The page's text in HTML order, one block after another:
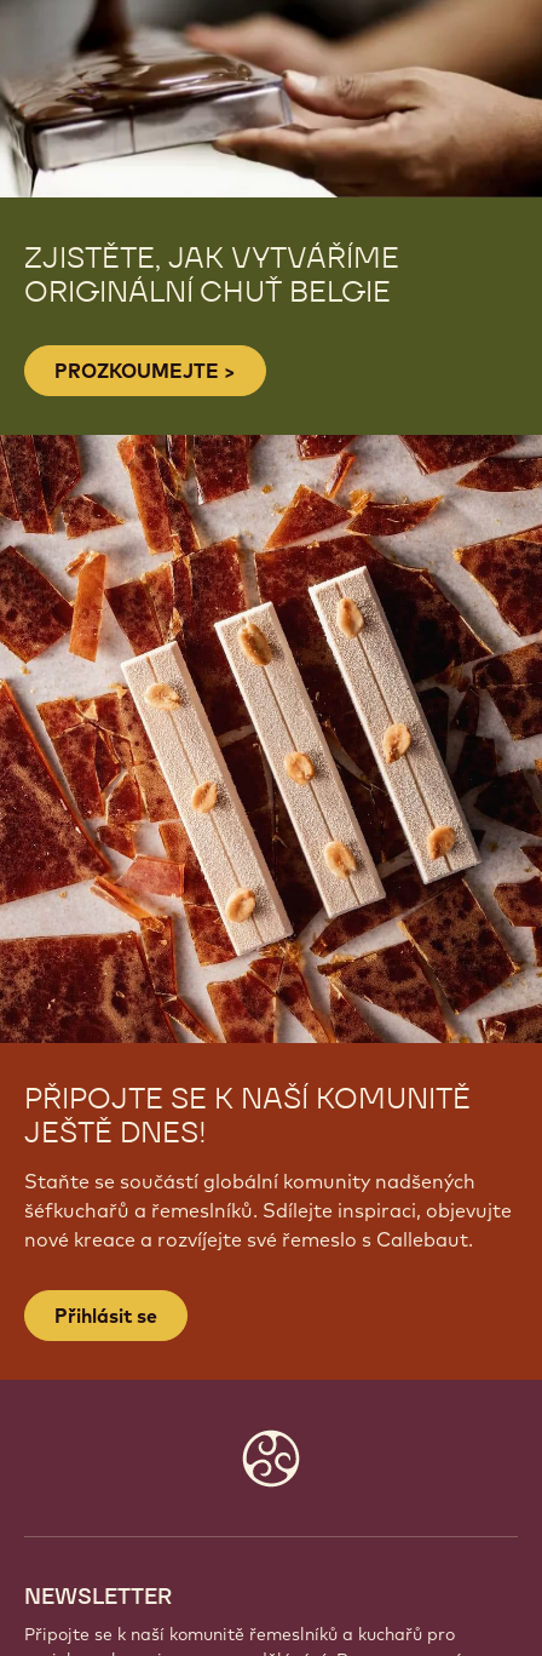
srdcem a duší naší čokolády, nakupujeme pouze
kakaové boby ze 100% udržitelných a
dohledatelných zdrojů.
ZJISTĚTE, JAK VYTVÁŘÍME
ORIGINÁLNÍ CHUŤ BELGIE
PROZKOUMEJTE >
Staňte se součástí globální komunity nadšených
nové kreace a rozvíjejte své řemeslo s Callebaut.
Přihlásit se